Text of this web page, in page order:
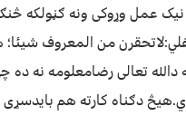
عمل وړوکی ونه ګڼولکه
من المعروف
تعالی رضامعلومه نه ده
دګناه کارته هم بايدسړی